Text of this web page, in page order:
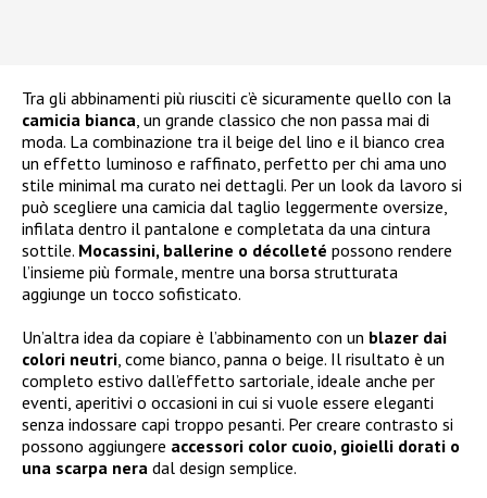
Tra gli abbinamenti più riusciti c’è sicuramente quello con la
camicia bianca , un grande classico che non passa mai di
moda. La combinazione tra il beige del lino e il bianco crea
un effetto luminoso e raffinato, perfetto per chi ama uno
stile minimal ma curato nei dettagli. Per un look da lavoro si
può scegliere una camicia dal taglio leggermente oversize,
infilata dentro il pantalone e completata da una cintura
sottile. Mocassini, ballerine o décolleté possono rendere
l’insieme più formale, mentre una borsa strutturata
aggiunge un tocco sofisticato.
Un’altra idea da copiare è l’abbinamento con un blazer dai
colori neutri , come bianco, panna o beige. Il risultato è un
completo estivo dall’effetto sartoriale, ideale anche per
eventi, aperitivi o occasioni in cui si vuole essere eleganti
senza indossare capi troppo pesanti. Per creare contrasto si
possono aggiungere accessori color cuoio, gioielli dorati o
una scarpa nera dal design semplice.